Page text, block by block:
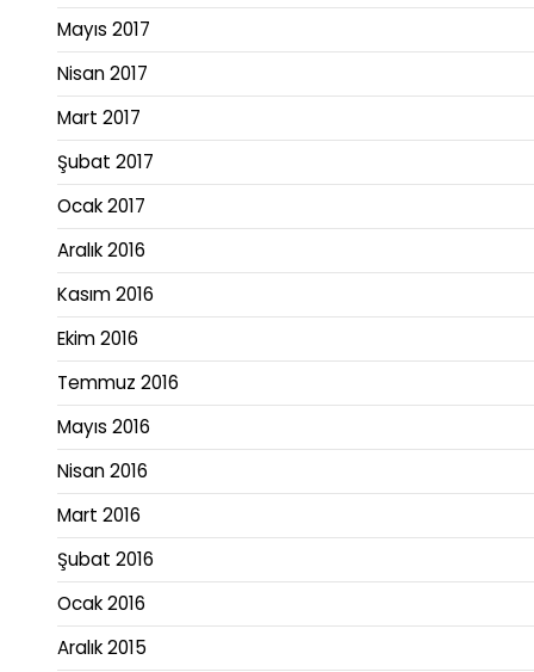
Mayıs 2017
Nisan 2017
Mart 2017
Şubat 2017
Ocak 2017
Aralık 2016
Kasım 2016
Ekim 2016
Temmuz 2016
Mayıs 2016
Nisan 2016
Mart 2016
Şubat 2016
Ocak 2016
Aralık 2015